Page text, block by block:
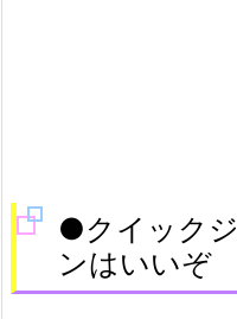
●クイック
ンはいいぞ